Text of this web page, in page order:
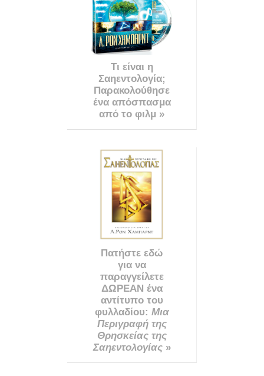
Τι είναι η
Σαηεντολογία;
Παρακολούθησε
ένα απόσπασμα
από το φιλμ »
Πατήστε εδώ
για να
παραγγείλετε
ΔΩΡΕΑΝ ένα
αντίτυπο του
φυλλαδίου: Μια
Περιγραφή της
Θρησκείας της
Σαηεντολογίας»